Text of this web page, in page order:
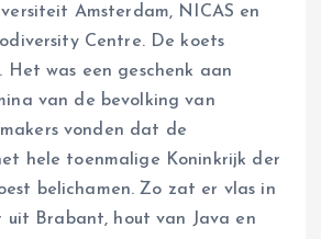
Amsterdam, NICAS en
Centre. De koets
Het was een geschenk aan
van de bevolking van
vonden dat de
hele toenmalige Koninkrijk der
belichamen. Zo zat er vlas in
uit Brabant, hout van Java en